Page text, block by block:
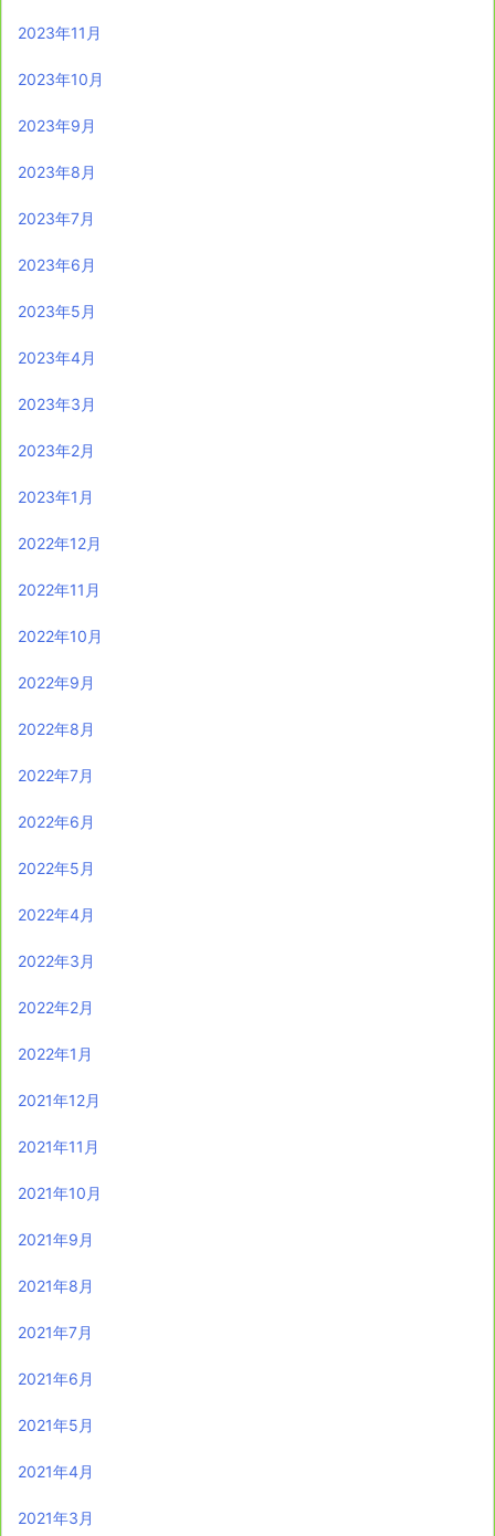
2023年11月
2023年10月
2023年9月
2023年8月
2023年7月
2023年6月
2023年5月
2023年4月
2023年3月
2023年2月
2023年1月
2022年12月
2022年11月
2022年10月
2022年9月
2022年8月
2022年7月
2022年6月
2022年5月
2022年4月
2022年3月
2022年2月
2022年1月
2021年12月
2021年11月
2021年10月
2021年9月
2021年8月
2021年7月
2021年6月
2021年5月
2021年4月
2021年3月